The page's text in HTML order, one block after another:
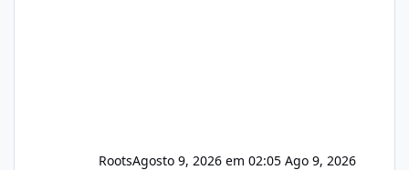
RootsAgosto 9, 2026 em 02:05 Ago 9, 2026